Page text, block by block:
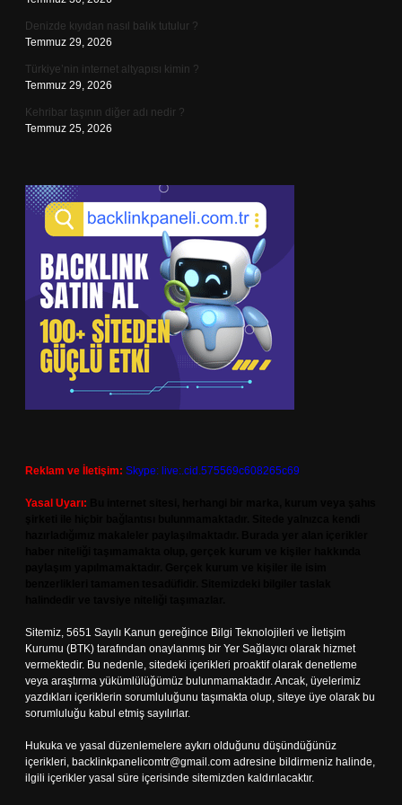
Denizde kıyıdan nasıl balık tutulur ?
Temmuz 29, 2026
Türkiye’nin internet altyapısı kimin ?
Temmuz 29, 2026
Kehribar taşının diğer adı nedir ?
Temmuz 25, 2026
Reklam ve İletişim: Skype: live:.cid.575569c608265c69
Yasal Uyarı:
Sitemiz, 5651 Sayılı Kanun gereğince Bilgi Teknolojileri ve İletişim
Kurumu (BTK) tarafından onaylanmış bir Yer Sağlayıcı olarak hizmet
vermektedir. Bu nedenle, sitedeki içerikleri proaktif olarak denetleme
veya araştırma yükümlülüğümüz bulunmamaktadır. Ancak, üyelerimiz
yazdıkları içeriklerin sorumluluğunu taşımakta olup, siteye üye olarak bu
sorumluluğu kabul etmiş sayılırlar.
Hukuka ve yasal düzenlemelere aykırı olduğunu düşündüğünüz
içerikleri, backlinkpanelicomtr@gmail.com adresine bildirmeniz halinde,
ilgili içerikler yasal süre içerisinde sitemizden kaldırılacaktır.